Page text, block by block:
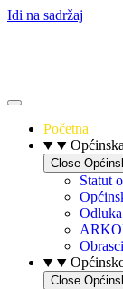
Idi na sadržaj
Početna
Close
Statut
Obrasci
Close